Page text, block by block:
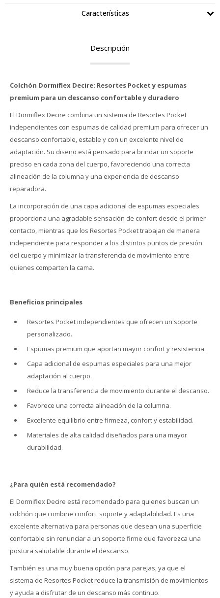
Características
Descripción
Colchón Dormiflex Decire: Resortes Pocket y espumas
premium para un descanso confortable y duradero
El Dormiflex Decire combina un sistema de Resortes Pocket
independientes con espumas de calidad premium para ofrecer un
descanso confortable, estable y con un excelente nivel de
adaptación. Su diseño está pensado para brindar un soporte
preciso en cada zona del cuerpo, favoreciendo una correcta
alineación de la columna y una experiencia de descanso
reparadora.
La incorporación de una capa adicional de espumas especiales
proporciona una agradable sensación de confort desde el primer
contacto, mientras que los Resortes Pocket trabajan de manera
independiente para responder a los distintos puntos de presión
del cuerpo y minimizar la transferencia de movimiento entre
quienes comparten la cama.
Beneficios principales
Resortes Pocket independientes que ofrecen un soporte
personalizado.
Espumas premium que aportan mayor confort y resistencia.
Capa adicional de espumas especiales para una mejor
adaptación al cuerpo.
Reduce la transferencia de movimiento durante el descanso.
Favorece una correcta alineación de la columna.
Excelente equilibrio entre firmeza, confort y estabilidad.
Materiales de alta calidad diseñados para una mayor
durabilidad.
¿Para quién está recomendado?
El Dormiflex Decire está recomendado para quienes buscan un
colchón que combine confort, soporte y adaptabilidad. Es una
excelente alternativa para personas que desean una superficie
confortable sin renunciar a un soporte firme que favorezca una
postura saludable durante el descanso.
También es una muy buena opción para parejas, ya que el
sistema de Resortes Pocket reduce la transmisión de movimientos
y ayuda a disfrutar de un descanso más continuo.